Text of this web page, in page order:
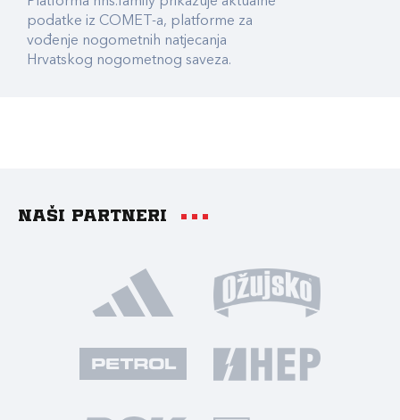
podatke iz COMET-a, platforme za
vođenje nogometnih natjecanja
Hrvatskog nogometnog saveza.
Naši partneri